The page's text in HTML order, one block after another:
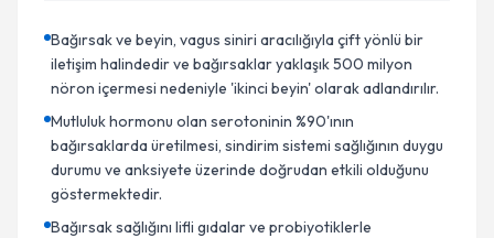
Bağırsak ve beyin, vagus siniri aracılığıyla çift yönlü bir
iletişim halindedir ve bağırsaklar yaklaşık 500 milyon
nöron içermesi nedeniyle 'ikinci beyin' olarak adlandırılır.
Mutluluk hormonu olan serotoninin %90'ının
bağırsaklarda üretilmesi, sindirim sistemi sağlığının duygu
durumu ve anksiyete üzerinde doğrudan etkili olduğunu
göstermektedir.
Bağırsak sağlığını lifli gıdalar ve probiyotiklerle